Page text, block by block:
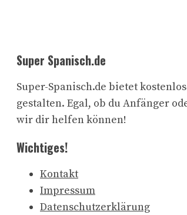
Super Spanisch.de
Super-Spanisch.de bietet
gestalten. Egal, ob du Anfänger
wir dir helfen können!
Wichtiges!
Kontakt
Impressum
Datenschutzerklärung